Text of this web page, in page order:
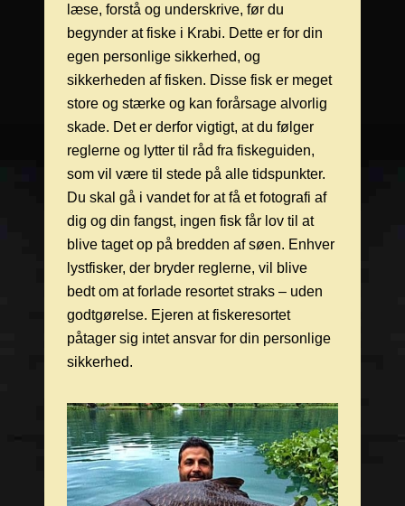
læse, forstå og underskrive, før du
begynder at fiske i Krabi. Dette er for din
egen personlige sikkerhed, og
sikkerheden af fisken. Disse fisk er meget
store og stærke og kan forårsage alvorlig
skade. Det er derfor vigtigt, at du følger
reglerne og lytter til råd fra fiskeguiden,
som vil være til stede på alle tidspunkter.
Du skal gå i vandet for at få et fotografi af
dig og din fangst, ingen fisk får lov til at
blive taget op på bredden af søen. Enhver
lystfisker, der bryder reglerne, vil blive
bedt om at forlade resortet straks – uden
godtgørelse. Ejeren at fiskeresortet
påtager sig intet ansvar for din personlige
sikkerhed.